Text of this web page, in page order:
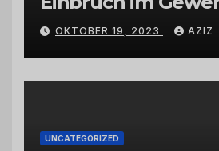
Wittlich
OKTOBER 19, 2023 AZIZ
UNCATEGORIZED